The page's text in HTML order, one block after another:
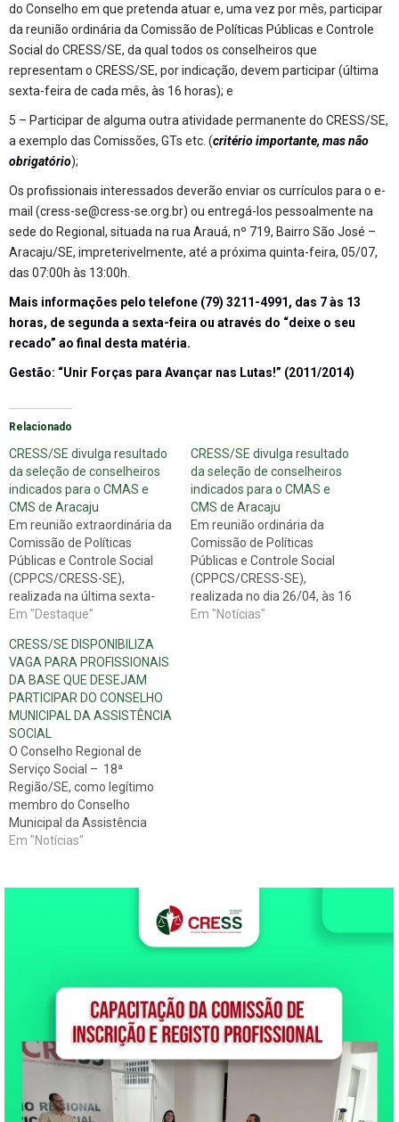
do Conselho em que pretenda atuar e, uma vez por mês, participar
da reunião ordinária da Comissão de Políticas Públicas e Controle
Social do CRESS/SE, da qual todos os conselheiros que
representam o CRESS/SE, por indicação, devem participar (última
sexta-feira de cada mês, às 16 horas); e
5 – Participar de alguma outra atividade permanente do CRESS/SE,
a exemplo das Comissões, GTs etc. (critério importante, mas não
obrigatório);
Os profissionais interessados deverão enviar os currículos para o e-
mail (cress-se@cress-se.org.br) ou entregá-los pessoalmente na
sede do Regional, situada na rua Arauá, nº 719, Bairro São José –
Aracaju/SE, impreterivelmente, até a próxima quinta-feira, 05/07,
das 07:00h às 13:00h.
Mais informações pelo telefone (79) 3211-4991, das 7 às 13
horas, de segunda a sexta-feira ou através do “deixe o seu
recado” ao final desta matéria.
Gestão: “Unir Forças para Avançar nas Lutas!” (2011/2014)
Relacionado
CRESS/SE divulga resultado
da seleção de conselheiros
indicados para o CMAS e
CMS de Aracaju
Em reunião extraordinária da
Comissão de Políticas
Públicas e Controle Social
(CPPCS/CRESS-SE),
realizada na última sexta-
feira, 06/07, às 16 horas, na
analisados os diversos
currículos enviados por
profissionais inscritos neste
regional e que manifestaram
o interesse de representar o
CRESS/SE junto aos
Conselho Municipal
da Assistência Social…
Em "Destaque"
CRESS/SE divulga resultado
da seleção de conselheiros
indicados para o CMAS e
CMS de Aracaju
Em reunião ordinária da
Comissão de Políticas
Públicas e Controle Social
(CPPCS/CRESS-SE),
realizada no dia 26/04, às 16
horas, na sede do CRESS/SE,
Em "Notícias"
CRESS/SE DISPONIBILIZA
VAGA PARA PROFISSIONAIS
DA BASE QUE DESEJAM
PARTICIPAR DO CONSELHO
MUNICIPAL DA ASSISTÊNCIA
SOCIAL
O Conselho Regional de
Serviço Social – 18ª
Região/SE, como legítimo
membro do Conselho
Municipal da Assistência
Social (CMAS) de Aracaju,
CMAS-Aracaju. O…
Em "Notícias"